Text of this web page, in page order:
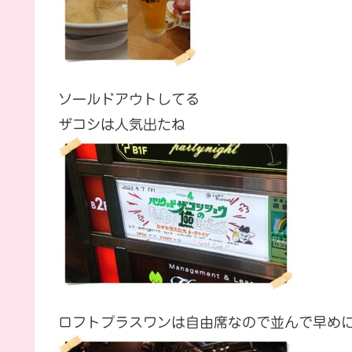
ソールドアウトしてる
ザコシは人気出たね
ロフトプラスワンは自由席なので並んで早め